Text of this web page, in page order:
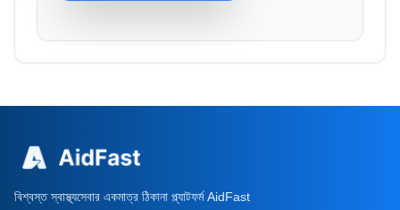
বিশ্বস্ত স্বাস্থ্যসেবার একমাত্র ঠিকানা প্ল্যাটফর্ম AidFast